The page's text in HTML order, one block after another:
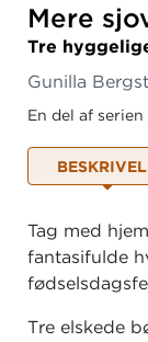
Mere
Tre
Gunilla
En del af serien
Tag med
fantasifulde
Tre elskede